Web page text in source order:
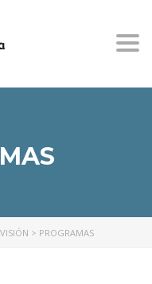
> PROGRAMAS